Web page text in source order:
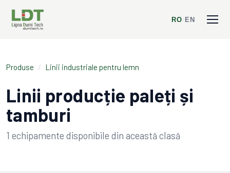
RO EN
Produse / Linii industriale pentru lemn
Linii producție paleți și
tamburi
1 echipamente disponibile din această clasă